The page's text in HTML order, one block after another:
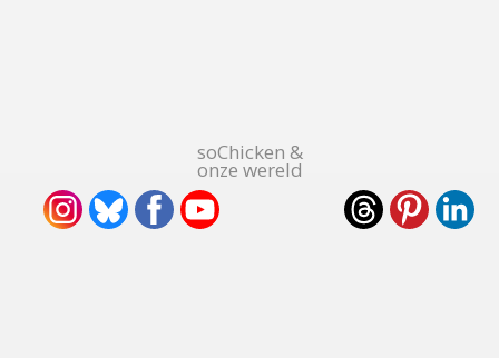
soChicken &
onze wereld